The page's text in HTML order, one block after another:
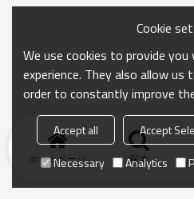
ホームページ 探す
Cookie
We use cookies to provide
experience. They also allow us
order to constantly improve
Accept all Accept
Necessary
Analytics